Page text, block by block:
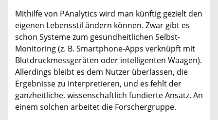
Mithilfe von PAnalytics wird man künftig gezielt den
eigenen Lebensstil ändern können. Zwar gibt es
schon Systeme zum gesundheitlichen Selbst-
Monitoring (z. B. Smartphone-Apps verknüpft mit
Blutdruckmessgeräten oder intelligenten Waagen).
Allerdings bleibt es dem Nutzer überlassen, die
Ergebnisse zu interpretieren, und es fehlt der
ganzheitliche, wissenschaftlich fundierte Ansatz. An
einem solchen arbeitet die Forschergruppe.